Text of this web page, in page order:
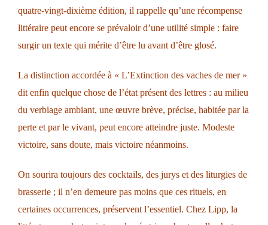
quatre-vingt-dixième édition, il rappelle qu’une récompense
littéraire peut encore se prévaloir d’une utilité simple : faire
surgir un texte qui mérite d’être lu avant d’être glosé.
La distinction accordée à « L’Extinction des vaches de mer »
dit enfin quelque chose de l’état présent des lettres : au milieu
du verbiage ambiant, une œuvre brève, précise, habitée par la
perte et par le vivant, peut encore atteindre juste. Modeste
victoire, sans doute, mais victoire néanmoins.
On sourira toujours des cocktails, des jurys et des liturgies de
brasserie ; il n’en demeure pas moins que ces rituels, en
certaines occurrences, préservent l’essentiel. Chez Lipp, la